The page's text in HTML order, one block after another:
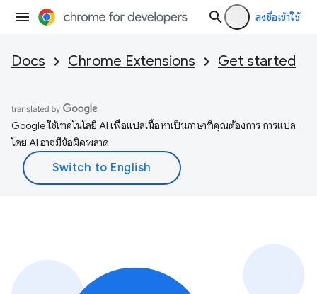
ลงชื่อเข้าใช้
Docs Chrome Extensions Get started
Google ใช้เทคโนโลยี AI เพื่อแปลเนื้อหาเป็นภาษาที่คุณต้องการ การแปล
โดย AI อาจมีข้อผิดพลาด